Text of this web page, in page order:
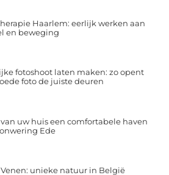
Haarlem: eerlijk werken aan
en beweging
fotoshoot laten maken: zo opent
foto de juiste deuren
uw huis een comfortabele haven
Ede
unieke natuur in België